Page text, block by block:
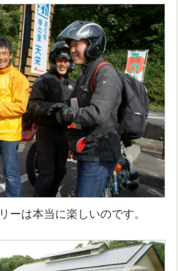
ーは本当に楽しいのです。